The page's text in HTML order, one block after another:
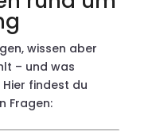
wissen aber
– und was
findest du
Fragen: